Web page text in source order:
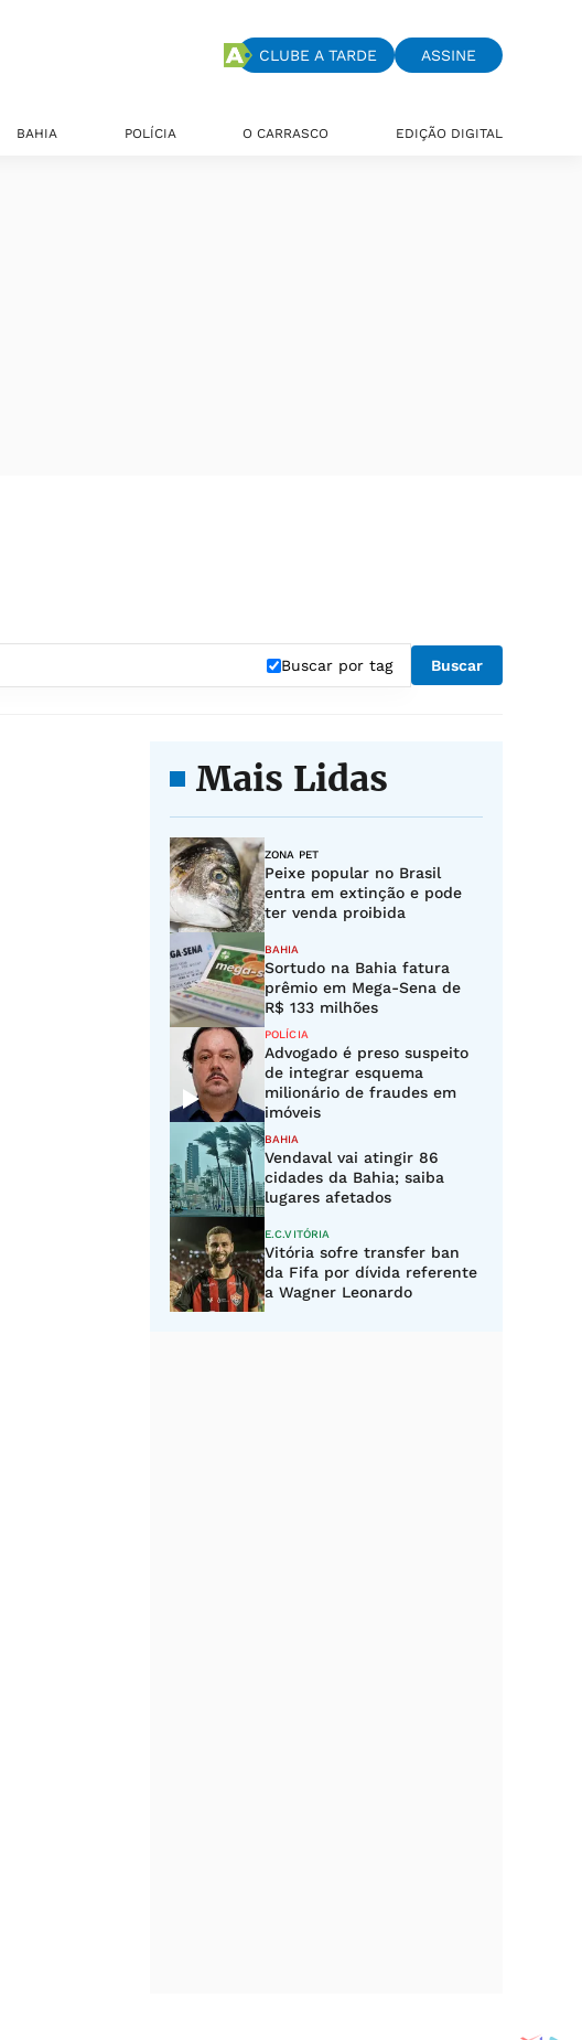
CLUBE A TARDE ASSINE
BAHIA POLÍCIA O CARRASCO EDIÇÃO DIGITAL
Buscar por tag Buscar
Mais Lidas
ZONA PET
Peixe popular no Brasil
entra em extinção e pode
ter venda proibida
BAHIA
Sortudo na Bahia fatura
prêmio em Mega-Sena de
R$ 133 milhões
POLÍCIA
Advogado é preso suspeito
de integrar esquema
milionário de fraudes em
imóveis
BAHIA
Vendaval vai atingir 86
cidades da Bahia; saiba
lugares afetados
E.C.VITÓRIA
Vitória sofre transfer ban
da Fifa por dívida referente
a Wagner Leonardo